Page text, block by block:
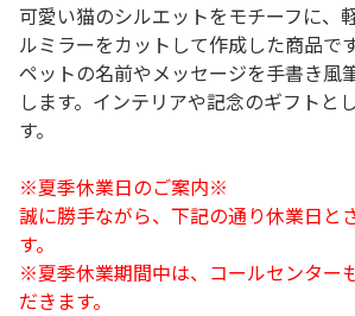
可愛い猫のシルエットをモチーフに、
ルミラーをカットして作成した商品です
ペットの名前やメッセージを手書き風
します。インテリアや記念のギフトと
す。
※夏季休業日のご案内※
誠に勝手ながら、下記の通り休業日と
す。
※夏季休業期間中は、コールセンター
だきます。